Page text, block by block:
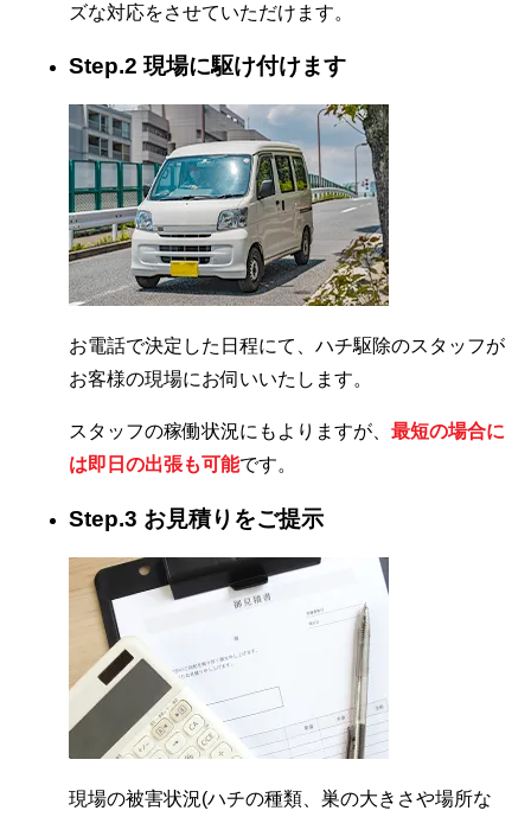
ズな対応をさせていただけます。
Step.2 現場に駆け付けます
お電話で決定した日程にて、ハチ駆除のスタッフが
お客様の現場にお伺いいたします。
スタッフの稼働状況にもよりますが、 最短の場合に
は即日の出張も可能です。
Step.3 お見積りをご提示
現場の被害状況(ハチの種類、巣の大きさや場所な